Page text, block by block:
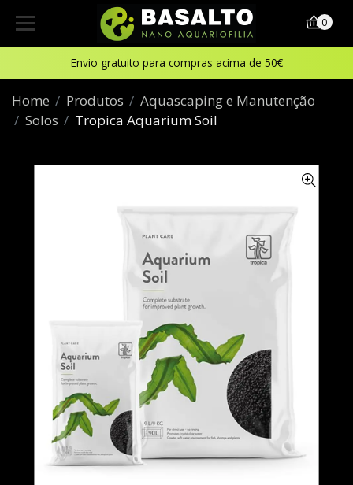
Envio gratuito para compras acima de 50€
0
Home Produtos
Aquascaping e Manutenção
Solos
Tropica Aquarium Soil